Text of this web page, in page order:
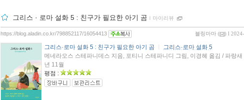
그리스 · 로마 설화 5 : 친구가 필요한 아기 곰 ｌ 마이리뷰
블링마마 ( ) l
https://blog.aladin.co.kr/798852117/16054413
그리스·로마 설화 5 : 친구가 필요한 아기 곰
그리스·로마 설화 5
메네라오스 스테파니데스 지음, 포티니 스테파니디 그림, 이경혜 옮김 / 파랑
년 11월
평점 :